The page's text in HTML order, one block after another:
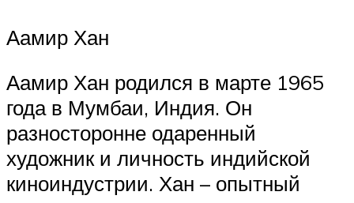
Аамир Хан
Аамир Хан родился в марте 1965
года в Мумбаи, Индия. Он
разносторонне одаренный
художник и личность индийской
киноиндустрии. Хан – опытный